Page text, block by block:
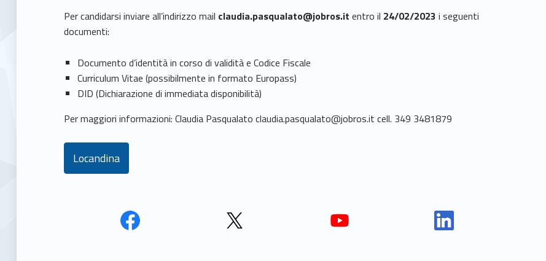
Per candidarsi inviare all’indirizzo mail claudia.pasqualato@jobros.it entro il 24/02/2023i seguenti
documenti:
Documento d’identità in corso di validità e Codice Fiscale
Curriculum Vitae (possibilmente in formato Europass)
DID (Dichiarazione di immediata disponibilità)
Per maggiori informazioni: Claudia Pasqualato claudia.pasqualato@jobros.it cell. 349 3481879
Locandina